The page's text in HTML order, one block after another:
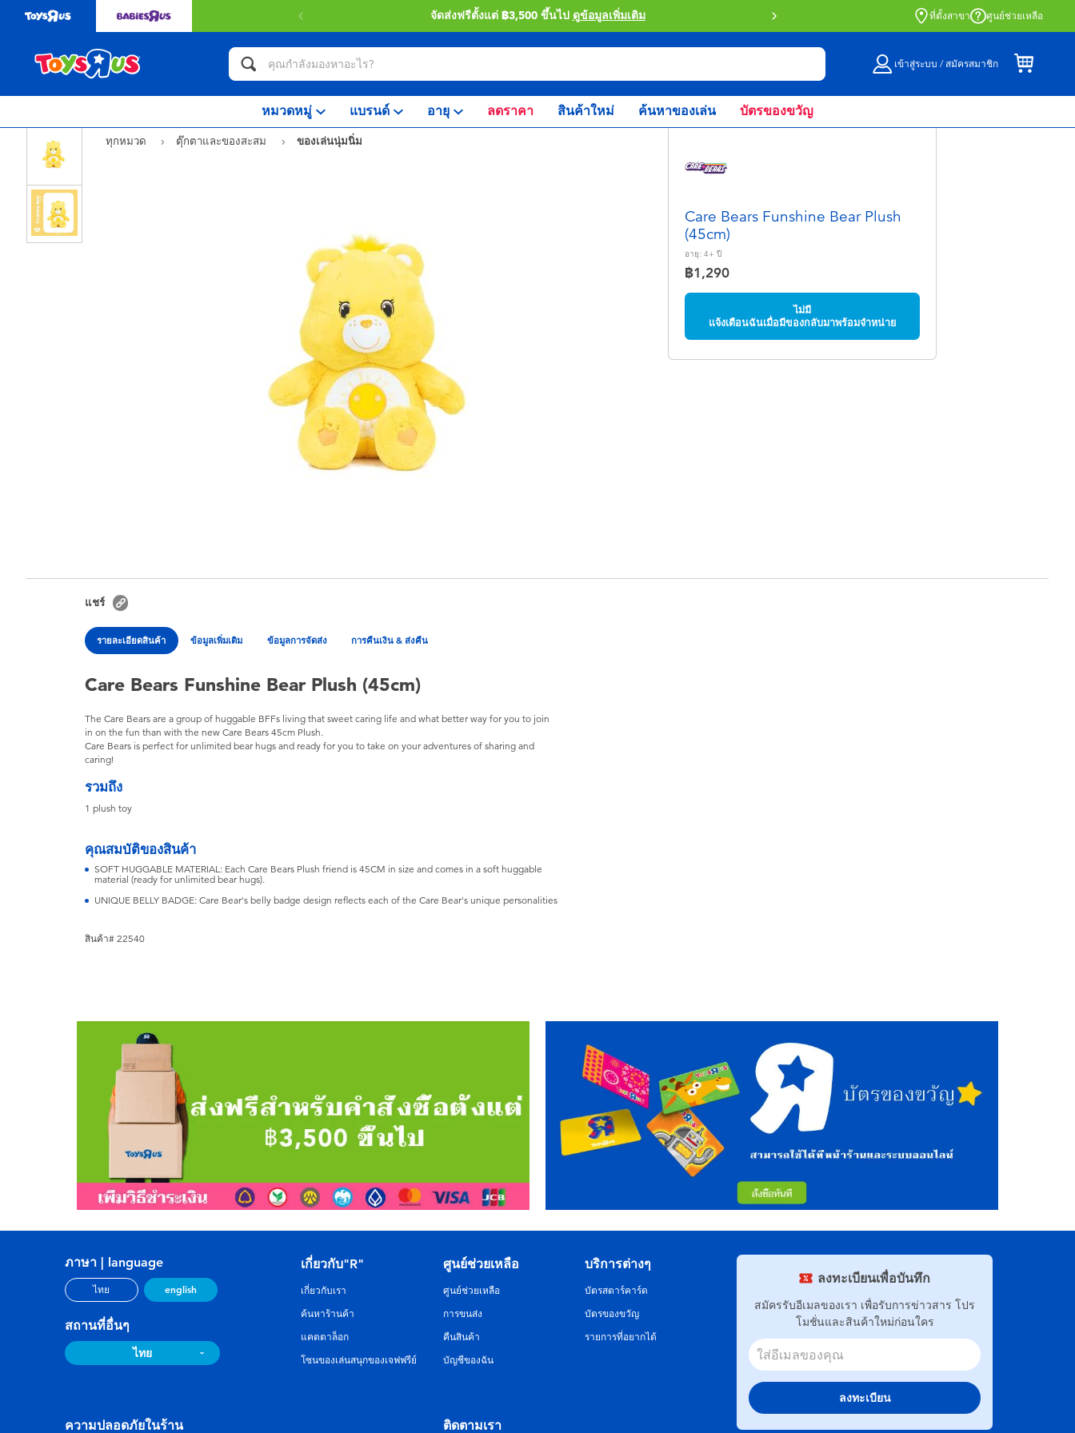
จัดส่งฟรีตั้งแต่ ฿3,500 ขึ้นไป ดูข้อมูลเพิ่มเติม สั่งซื้อออนไลน์และรับที่หน้าร้านด้วย Click
ที่ตั้งสาขา ศูนย์ช่วยเหลือ
เข้าสู่ระบบ / สมัครสมาชิก
หมวดหมู่ แบรนด์ อายุ ลดราคา สินค้าใหม่ ค้นหาของเล่น บัตรของขวัญ
ทุกหมวด ตุ๊กตาและของสะสม ของเล่นนุ่มนิ่ม
Care Bears Funshine Bear Plush
(45cm)
อายุ: 4+ ปี
฿1,290
ไม่มี
แจ้งเตือนฉันเมื่อมีของกลับมาพร้อมจำหน่าย
แชร์
รายละเอียดสินค้า ข้อมูลเพิ่มเติม ข้อมูลการจัดส่ง การคืนเงิน & ส่งคืน
Care Bears Funshine Bear Plush (45cm)
The Care Bears are a group of huggable BFFs living that sweet caring life and what better way for you to join
in on the fun than with the new Care Bears 45cm Plush.
Care Bears is perfect for unlimited bear hugs and ready for you to take on your adventures of sharing and
caring!
รวมถึง
1 plush toy
คุณสมบัติของสินค้า
SOFT HUGGABLE MATERIAL: Each Care Bears Plush friend is 45CM in size and comes in a soft huggable
material (ready for unlimited bear hugs).
UNIQUE BELLY BADGE: Care Bear's belly badge design reflects each of the Care Bear's unique personalities
สินค้า# 22540
ลงทะเบียนเพื่อบันทึก
สมัครรับอีเมลของเรา เพื่อรับการข่าวสาร โปร
โมชั่นและสินค้าใหม่ก่อนใคร
ลงทะเบียน
ภาษา | language
ไทย english
สถานที่อื่นๆ
ไทย
ติดตามเรา
เกี่ยวกับ"R"
เกี่ยวกับเรา
ค้นหาร้านค้า
แคตตาล็อก
โซนของเล่นสนุกของเจฟฟรีย์
ศูนย์ช่วยเหลือ
ศูนย์ช่วยเหลือ
การขนส่ง
คืนสินค้า
บัญชีของฉัน
บริการต่างๆ
บัตรสตาร์คาร์ด
บัตรของขวัญ
รายการที่อยากได้
ความปลอดภัยในร้าน